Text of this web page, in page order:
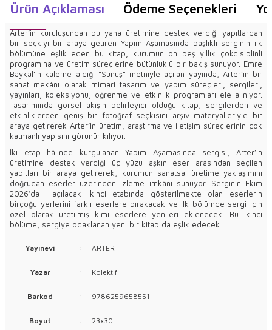
Ürün Açıklaması Ödeme Seçenekleri
Arter’in kuruluşundan bu yana üretimine destek verdiği yapıtlardan
bir seçkiyi bir araya getiren Yapım Aşamasında başlıklı serginin ilk
bölümüne eşlik eden bu kitap, kurumun on beş yıllık çokdisiplinli
programına ve üretim süreçlerine bütünlüklü bir bakış sunuyor. Emre
Baykal’ın kaleme aldığı “Sunuş” metniyle açılan yayında, Arter’in bir
sanat mekânı olarak mimari tasarım ve yapım süreçleri, sergileri,
yayınları, koleksiyonu, öğrenme ve etkinlik programları ele alınıyor.
Tasarımında görsel akışın belirleyici olduğu kitap, sergilerden ve
etkinliklerden geniş bir fotoğraf seçkisini arşiv materyalleriyle bir
araya getirerek Arter’in üretim, araştırma ve iletişim süreçlerinin çok
katmanlı yapısını görünür kılıyor.
İki etap hâlinde kurgulanan Yapım Aşamasında sergisi, Arter’in
üretimine destek verdiği üç yüzü aşkın eser arasından seçilen
yapıtları bir araya getirerek, kurumun sanatsal üretime yaklaşımını
doğrudan eserler üzerinden izleme imkânı sunuyor. Serginin Ekim
2026’da açılacak ikinci etabında gösterilmekte olan eserlerin
birçoğu yerlerini farklı eserlere bırakacak ve ilk bölümde sergi için
özel olarak üretilmiş kimi eserlere yenileri eklenecek. Bu ikinci
bölüme, sergiye odaklanan yeni bir kitap da eşlik edecek.
Yayınevi : ARTER
Yazar : Kolektif
Barkod : 9786259658551
Boyut : 23x30